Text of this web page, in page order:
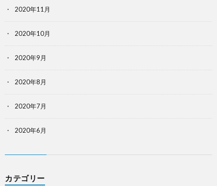
2020年11月
2020年10月
2020年9月
2020年8月
2020年7月
2020年6月
カテゴリー